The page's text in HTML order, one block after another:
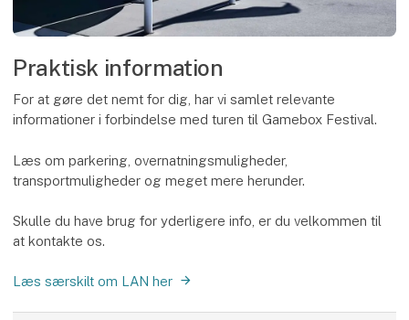
Praktisk information
For at gøre det nemt for dig, har vi samlet relevante
informationer i forbindelse med turen til Gamebox Festival.
Læs om parkering, overnatningsmuligheder,
transportmuligheder og meget mere herunder.
Skulle du have brug for yderligere info, er du velkommen til
at kontakte os.
Læs særskilt om LAN her